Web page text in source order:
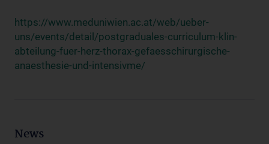
https://www.meduniwien.ac.at/web/ueber-
uns/events/detail/postgraduales-curriculum-klin-
abteilung-fuer-herz-thorax-gefaesschirurgische-
anaesthesie-und-intensivme/
News